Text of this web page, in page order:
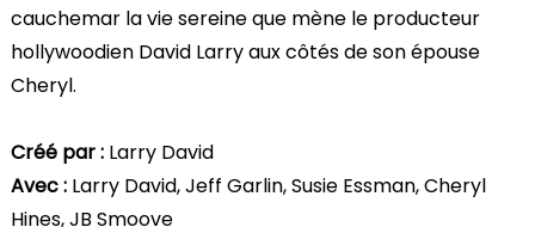
cauchemar la vie sereine que mène le producteur
hollywoodien David Larry aux côtés de son épouse
Cheryl.
Créé par : Larry David
Avec : Larry David, Jeff Garlin, Susie Essman, Cheryl
Hines, JB Smoove